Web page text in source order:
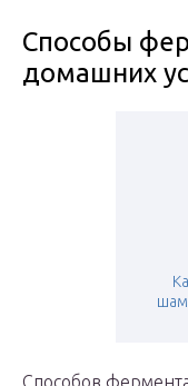
Способы
домашних
Способов